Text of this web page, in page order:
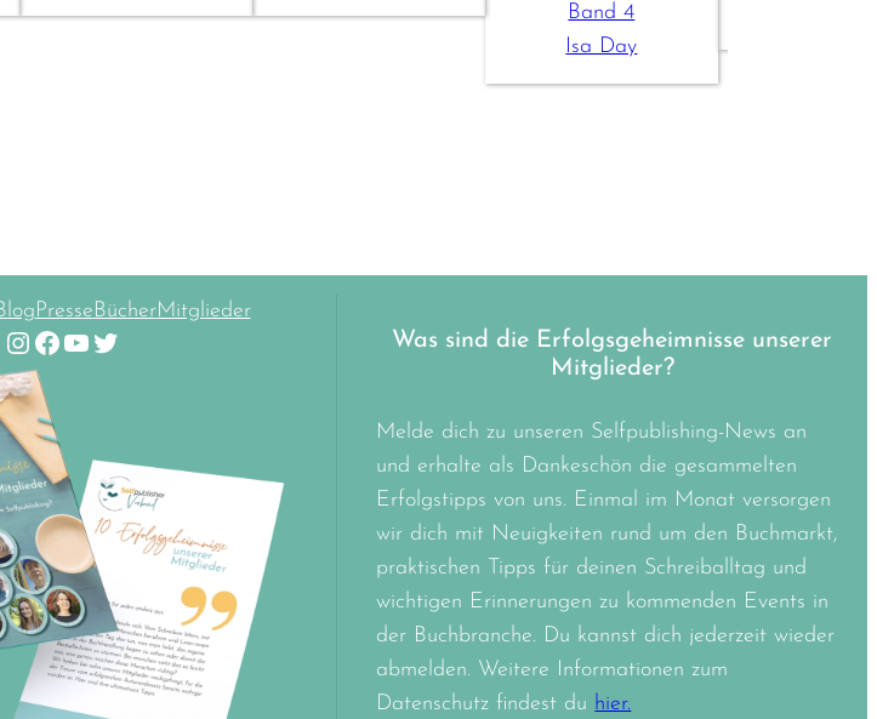
Band 4
Isa Day
PresseBücherMitglieder
Instagram Facebook YouTube Twitter
Was sind die Erfolgsgeheimnisse unserer
Mitglieder?
Melde dich zu unseren Selfpublishing-News an
und erhalte als Dankeschön die gesammelten
Erfolgstipps von uns. Einmal im Monat versorgen
wir dich mit Neuigkeiten rund um den Buchmarkt,
praktischen Tipps für deinen Schreiballtag und
wichtigen Erinnerungen zu kommenden Events in
der Buchbranche. Du kannst dich jederzeit wieder
abmelden. Weitere Informationen zum
Datenschutz findest du hier.